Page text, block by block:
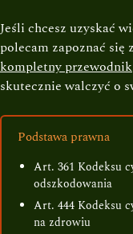
Jeśli chcesz uzyskać
polecam zapoznać się
kompletny przewodnik
skutecznie walczyć o
Podstawa prawna
Art. 361 Kodeksu
odszkodowania
Art. 444 Kodeksu
na zdrowiu